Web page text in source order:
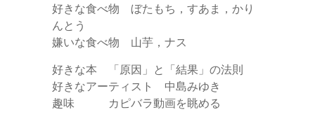
好きな食べ物 ぼたもち，すあま，かり
んとう
嫌いな食べ物 山芋，ナス
好きな本 「原因」と「結果」の法則
好きなアーティスト 中島みゆき
趣味 カピバラ動画を眺める